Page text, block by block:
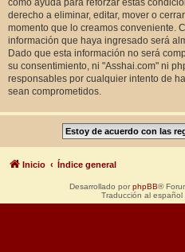
como ayuda para reforzar estas
derecho a eliminar, editar, mover o
momento que lo creamos conveniente.
información que haya ingresado será
Dado que esta información no será
su consentimiento, ni "Asshai.com" ni
responsables por cualquier intento de
sean comprometidos.
Inicio Índice general
Desarrollado por phpBB®
Traducción al español